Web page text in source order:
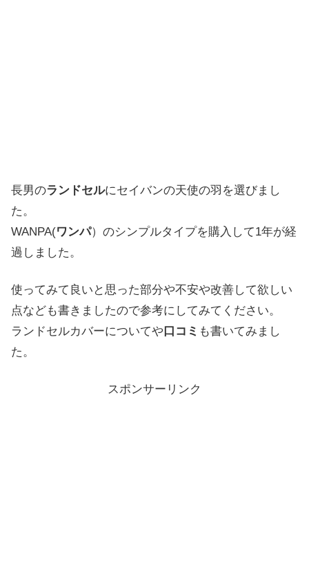
長男のランドセルにセイバンの天使の羽を選びまし
た。
WANPA(ワンパ）のシンプルタイプを購入して1年が経
過しました。
使ってみて良いと思った部分や不安や改善して欲しい
点なども書きましたので参考にしてみてください。
ランドセルカバーについてや 口コミ も書いてみまし
た。
スポンサーリンク